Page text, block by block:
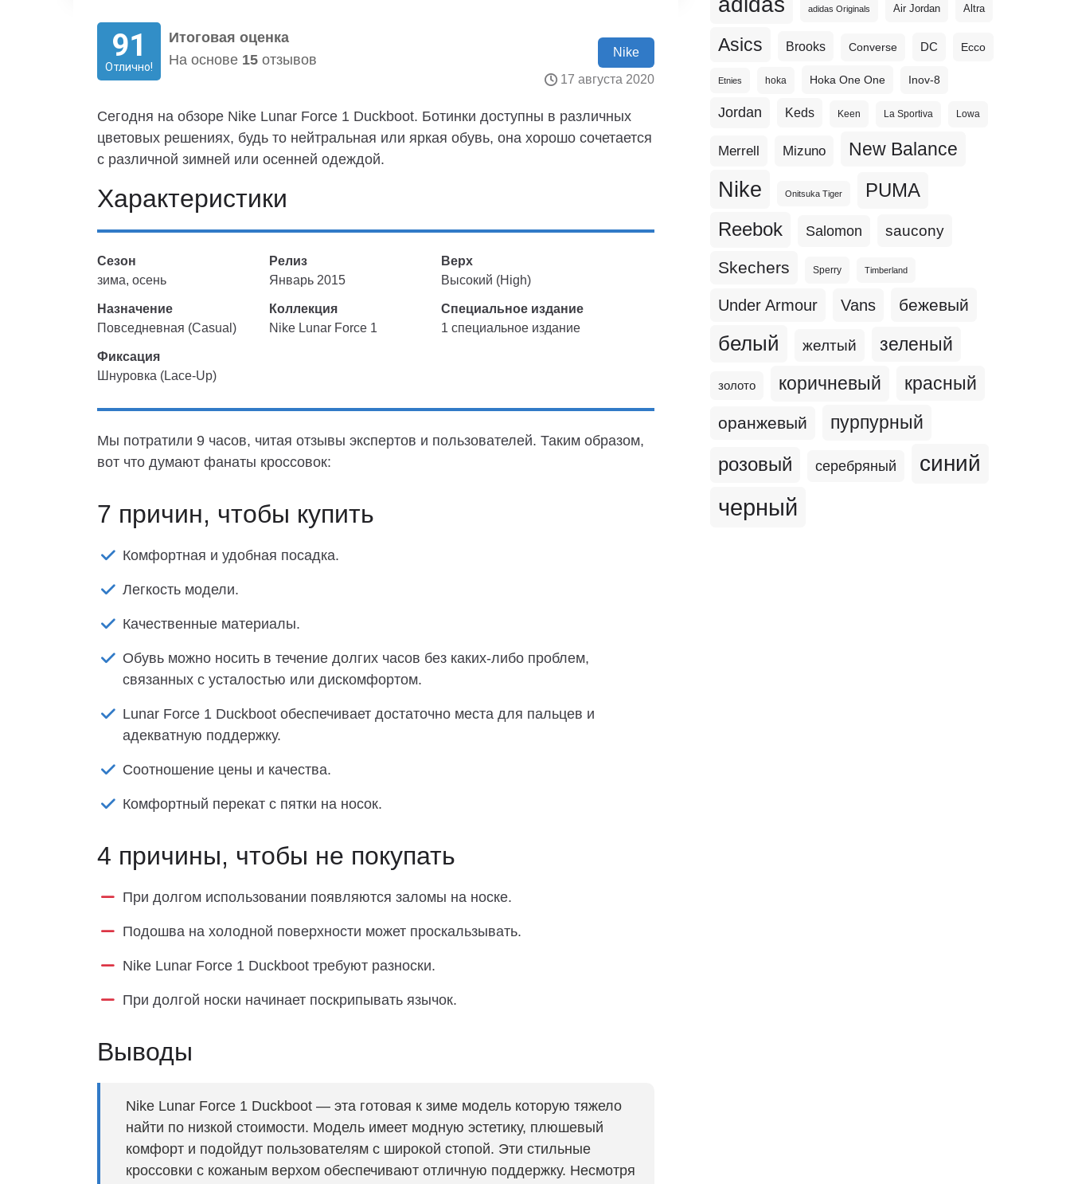
91
Отлично!
Итоговая оценка
На основе 15 отзывов
Nike
17 августа 2020
Сегодня на обзоре Nike Lunar Force 1 Duckboot. Ботинки доступны в различных
цветовых решениях, будь то нейтральная или яркая обувь, она хорошо сочетается
с различной зимней или осенней одеждой.
Характеристики
Сезон
зима, осень
Релиз
Январь 2015
Верх
Высокий (High)
Назначение
Повседневная (Casual)
Коллекция
Nike Lunar Force 1
Специальное издание
1 специальное издание
Фиксация
Шнуровка (Lace-Up)
Мы потратили 9 часов, читая отзывы экспертов и пользователей. Таким образом,
вот что думают фанаты кроссовок:
7 причин, чтобы купить
Комфортная и удобная посадка.
Легкость модели.
Качественные материалы.
Обувь можно носить в течение долгих часов без каких-либо проблем,
связанных с усталостью или дискомфортом.
Lunar Force 1 Duckboot обеспечивает достаточно места для пальцев и
адекватную поддержку.
Соотношение цены и качества.
Комфортный перекат с пятки на носок.
4 причины, чтобы не покупать
При долгом использовании появляются заломы на носке.
Подошва на холодной поверхности может проскальзывать.
Nike Lunar Force 1 Duckboot требуют разноски.
При долгой носки начинает поскрипывать язычок.
Выводы
Nike Lunar Force 1 Duckboot — эта готовая к зиме модель которую тяжело
найти по низкой стоимости. Модель имеет модную эстетику, плюшевый
комфорт и подойдут пользователям с широкой стопой. Эти стильные
кроссовки с кожаным верхом обеспечивают отличную поддержку. Несмотря
adidas Originals Air Jordan Altra
Asics Brooks Converse DC Ecco
Etnies hoka Hoka One One Inov-8
Jordan Keds Keen La Sportiva Lowa
Merrell Mizuno New Balance
Nike Onitsuka Tiger PUMA
Reebok Salomon saucony
Skechers Sperry Timberland
Under Armour Vans бежевый
белый желтый зеленый
золото коричневый красный
оранжевый пурпурный
розовый серебряный синий
черный